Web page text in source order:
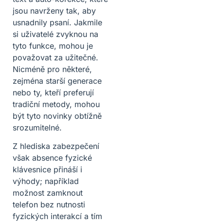
jsou navrženy tak, aby
usnadnily psaní. Jakmile
si uživatelé zvyknou na
tyto funkce, mohou je
považovat za užitečné.
Nicméně pro některé,
zejména starší generace
nebo ty, kteří preferují
tradiční metody, mohou
být tyto novinky obtížně
srozumitelné.
Z hlediska zabezpečení
však absence fyzické
klávesnice přináší i
výhody; například
možnost zamknout
telefon bez nutnosti
fyzických interakcí a tím